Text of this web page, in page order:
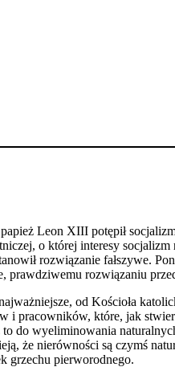
Leon XIII potępił
o której interesy
rozwiązanie fałszywe.
rozwiązaniu
od Kościoła
pracowników, które, jak
do wyeliminowania
że nierówności są czymś
grzechu pierworodnego.